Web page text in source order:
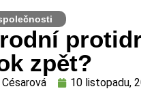
zpět?
Césarová 10 listopadu,